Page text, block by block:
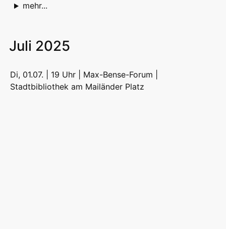
mehr...
Juli 2025
Di, 01.07. | 19 Uhr | Max-Bense-Forum |
Stadtbibliothek am Mailänder Platz